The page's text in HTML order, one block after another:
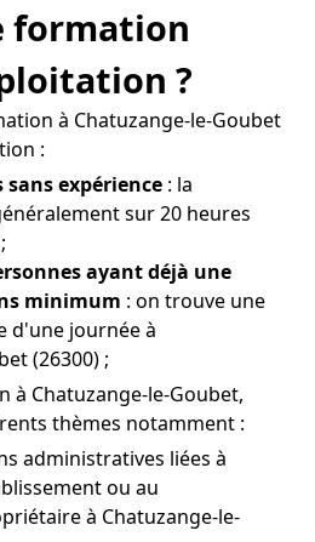
formation
?
à Chatuzange-le-Goubet
:
sans expérience : la
sur 20 heures
ayant déjà une
minimum : on trouve une
d'une journée à
(26300) ;
Chatuzange-le-Goubet,
thèmes notamment :
administratives liées à
ou au
à Chatuzange-le-